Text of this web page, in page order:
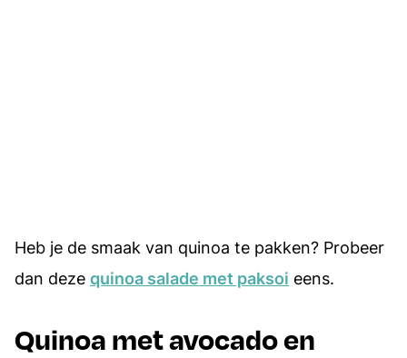
Heb je de smaak van quinoa te pakken? Probeer
dan deze quinoa salade met paksoi eens.
Quinoa met avocado en